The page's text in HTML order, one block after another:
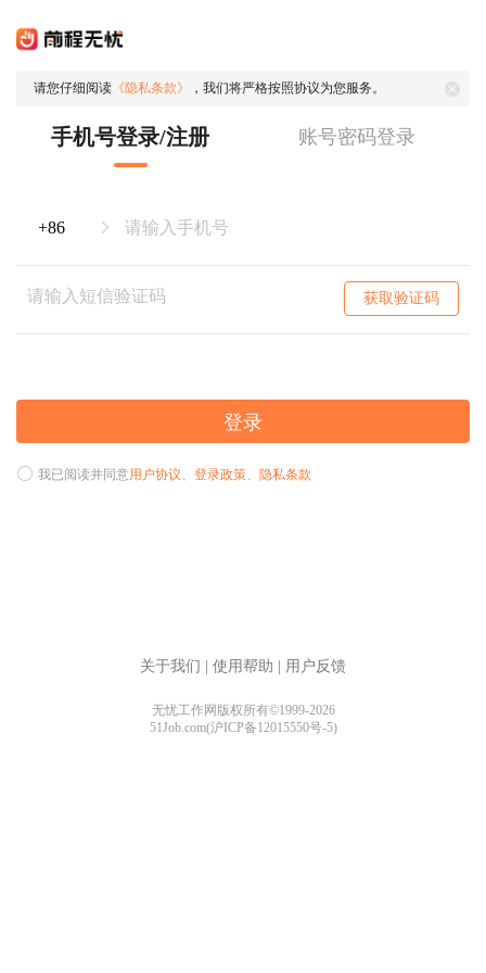
请您仔细阅读 《隐私条款》 ，我们将严格按照协议为您服务。
手机号登录/注册 账号密码登录
获取验证码
登录
我已阅读并同意用户协议、 登录政策、 隐私条款
关于我们 使用帮助 用户反馈
无忧工作网版权所有©1999-2026
51Job.com(沪ICP备12015550号-5)